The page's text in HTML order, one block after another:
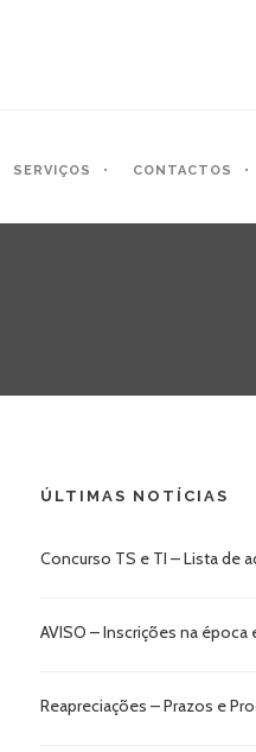
SERVIÇOS CONTACTOS
ÚLTIMAS NOTÍCIAS
Concurso TS e TI – Lista de
AVISO – Inscrições na
Reapreciações – Prazos e